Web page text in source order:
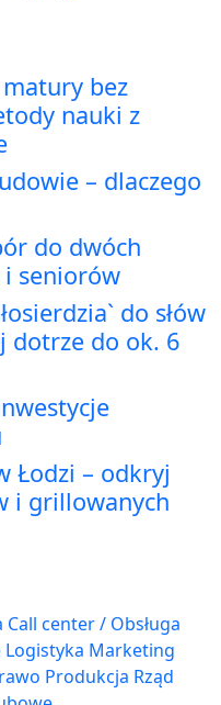
bez
nauki z
– dlaczego
do dwóch
seniorów
do słów
dotrze do ok. 6
Łodzi – odkryj
i grillowanych
Call center / Obsługa
Logistyka Marketing
Produkcja Rząd